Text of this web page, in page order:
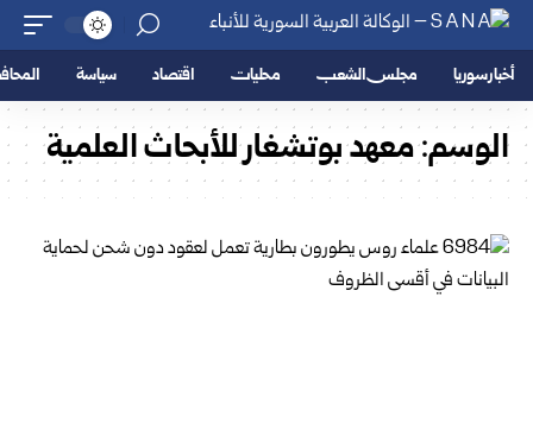
أخبار سوريا مجلس الشعب محليات اقتصاد سياسة
الوسم:معهد بوتشغار للأبحاث العلمية